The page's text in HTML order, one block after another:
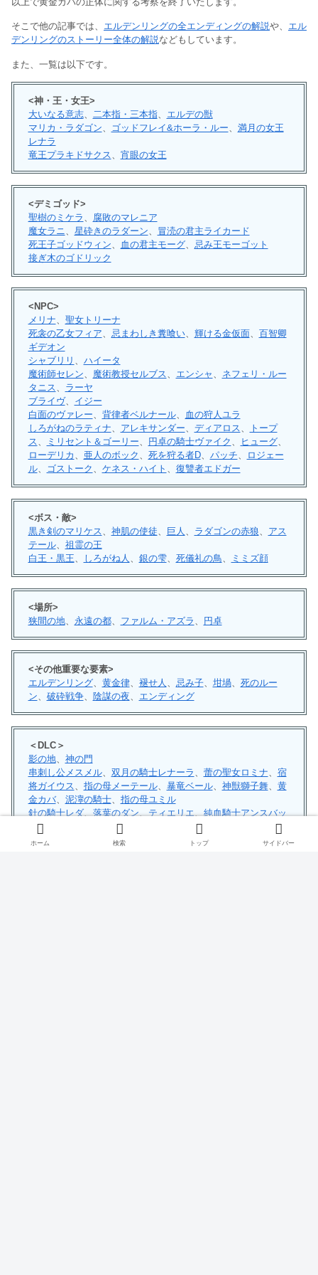
そこで他の記事では、 エルデンリングの全エンディングの解説や、 エル
デンリングのストーリー全体の解説などもしています。
また、一覧は以下です。
<神・王・女王>
大いなる意志、 二本指・三本指、 エルデの獣
マリカ・ラダゴン、 ゴッドフレイ&ホーラ・ルー、 満月の女王
レナラ
竜王プラキドサクス、 宵眼の女王
<デミゴッド>
聖樹のミケラ
腐敗のマレニア
魔女ラニ
星砕きのラダーン
冒涜の君主ライカード
死王子ゴッドウィン
血の君主モーグ、 忌み王モーゴット
接ぎ木のゴドリック
<NPC>
メリナ、 聖女トリーナ
死衾の乙女フィア、 忌まわしき糞喰い、 輝ける金仮面、 百智卿
ギデオン
シャブリリ 、 ハイータ
魔術師セレン、 魔術教授セルブス、 エンシャ 、 ネフェリ・ルー
タニス、 ラーヤ
ブライヴ、 イジー
白面のヴァレー、 背律者ベルナール、 血の狩人ユラ
しろがねのラティナ、 アレキサンダー、 ディアロス、
トープ
ス、 ミリセント＆ゴーリー、 円卓の騎士ヴァイク 、 ヒューグ、
ローデリカ 、 亜人のボック 、 死を狩る者D、 パッチ、
ロジェー
ル、 ゴストーク 、 ケネス・ハイト 、 復讐者エドガー
<ボス・敵>
黒き剣のマリケス、 神肌の使徒、 巨人 、 ラダゴンの赤狼、 アス
テール、 祖霊の王
白王・黒王、 しろがね人 、 銀の雫、 死儀礼の鳥、 ミミズ顔
<場所>
狭間の地、 永遠の都、 ファルム・アズラ 円卓
<その他重要な要素>
エルデンリング、 黄金律、 褪せ人 、 忌み子、 坩堝、 死のルー
ン、 破砕戦争、 陰謀の夜、 エンディング
＜DLC＞
影の地、 神の門
串刺し公メスメル、 双月の騎士レナーラ 蕾の聖女ロミナ
宿
将ガイウス
指の母メーテール、 暴竜ベール、 神獣獅子舞、 黄
金カバ、 泥濘の騎士、 指の母ユミル
針の騎士レダ、落葉のダン、ティエリエ、純血騎士アンスバッ
ハ
ホーム 検索 トップ サイドバー